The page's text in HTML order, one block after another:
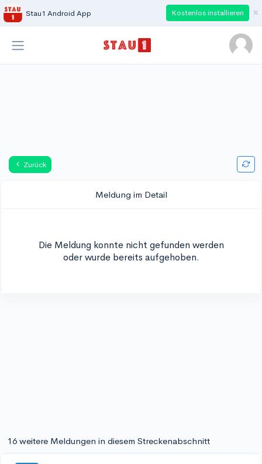
Stau1 Android App Kostenlos installieren ×
Zurück
Meldung im Detail
Die Meldung konnte nicht gefunden werden
oder wurde bereits aufgehoben.
16 weitere Meldungen in diesem Streckenabschnitt